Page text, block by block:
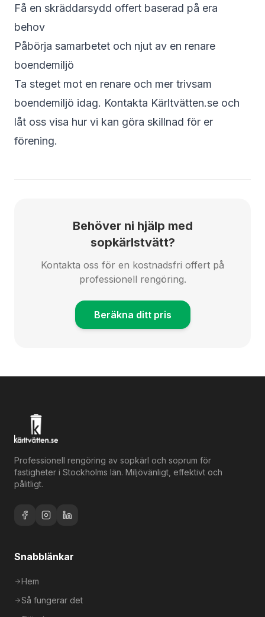
Få en skräddarsydd offert baserad på era
behov
Påbörja samarbetet och njut av en renare
boendemiljö
Ta steget mot en renare och mer trivsam
boendemiljö idag. Kontakta Kärltvätten.se och
låt oss visa hur vi kan göra skillnad för er
förening.
Behöver ni hjälp med
sopkärlstvätt?
Kontakta oss för en kostnadsfri offert på
professionell rengöring.
Beräkna ditt pris
Professionell rengöring av sopkärl och soprum för
fastigheter i Stockholms län. Miljövänligt, effektivt och
pålitligt.
Snabblänkar
Hem
Så fungerar det